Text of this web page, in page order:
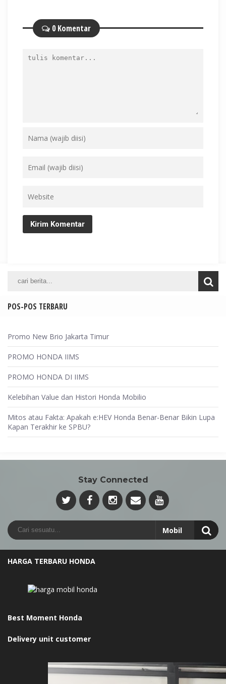
0 Komentar
POS-POS TERBARU
Promo New Brio Jakarta Timur
PROMO HONDA IIMS
PROMO HONDA DI IIMS
Kelebihan Value dan Histori Honda Mobilio
Mitos atau Fakta: Apakah e:HEV Honda Benar-Benar Bikin Lupa
Kapan Terakhir ke SPBU?
Stay Connected
HARGA TERBARU HONDA
Best Moment Honda
Delivery unit customer